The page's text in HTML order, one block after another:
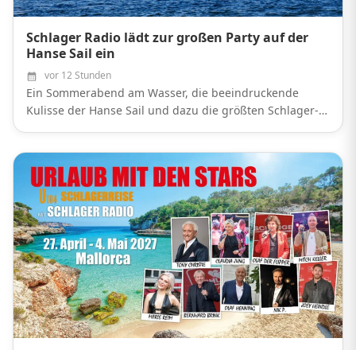
Schlager Radio lädt zur großen Party auf der
Hanse Sail ein
vor 12 Stunden
Ein Sommerabend am Wasser, die beeindruckende
Kulisse der Hanse Sail und dazu die größten Schlager-